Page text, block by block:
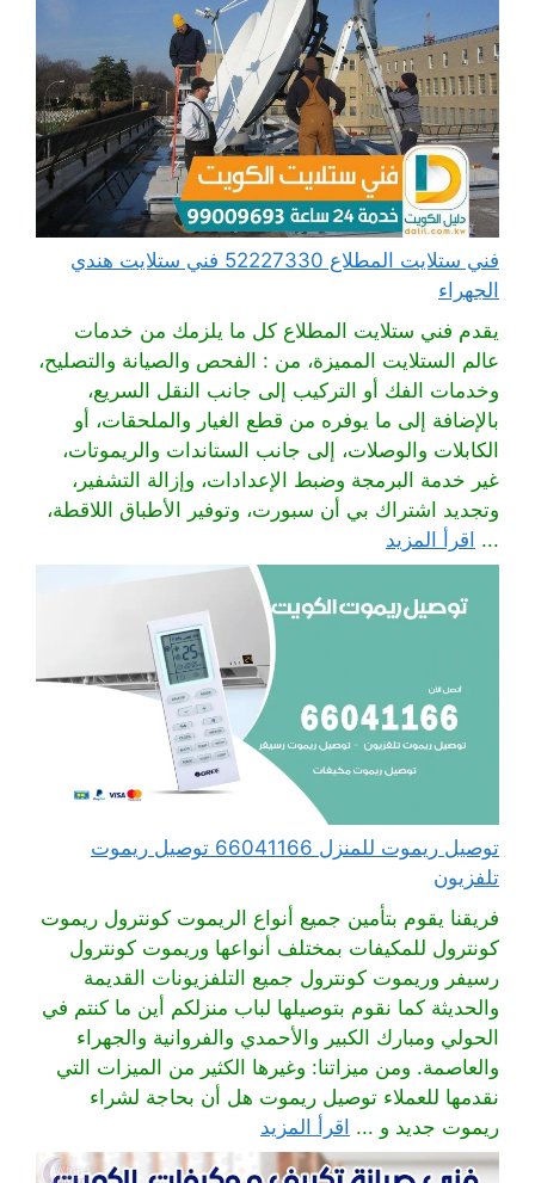
فني ستلايت المطلاع 52227330 فني ستلايت هندي
الجهراء
يقدم فني ستلايت المطلاع كل ما يلزمك من خدمات
عالم الستلايت المميزة، من : الفحص والصيانة والتصليح،
وخدمات الفك أو التركيب إلى جانب النقل السريع،
بالإضافة إلى ما يوفره من قطع الغيار والملحقات، أو
الكابلات والوصلات، إلى جانب الستاندات والريموتات،
غير خدمة البرمجة وضبط الإعدادات، وإزالة التشفير،
وتجديد اشتراك بي أن سبورت، وتوفير الأطباق اللاقطة،
... اقرأ المزيد
توصيل ريموت للمنزل 66041166 توصيل ريموت
تلفزيون
فريقنا يقوم بتأمين جميع أنواع الريموت كونترول ريموت
كونترول للمكيفات بمختلف أنواعها وريموت كونترول
رسيفر وريموت كونترول جميع التلفزيونات القديمة
والحديثة كما نقوم بتوصيلها لباب منزلكم أين ما كنتم في
الحولي ومبارك الكبير والأحمدي والفروانية والجهراء
والعاصمة. ومن ميزاتنا: وغيرها الكثير من الميزات التي
نقدمها للعملاء توصيل ريموت هل أن بحاجة لشراء
ريموت جديد و ... اقرأ المزيد